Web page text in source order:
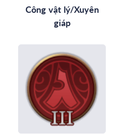
Công vật lý/Xuyên
giáp